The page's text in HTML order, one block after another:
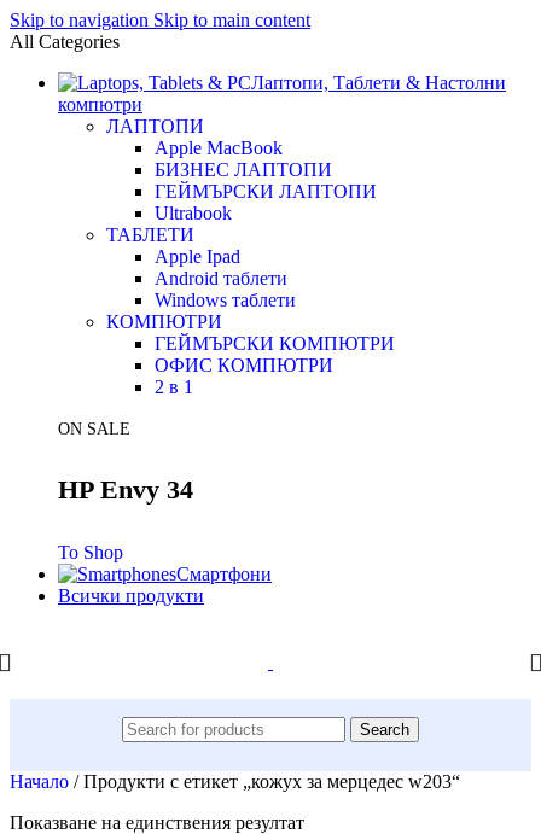
Skip to navigation Skip to main content
All Categories
Лаптопи, Таблети & Настолни
компютри
ЛАПТОПИ
Apple MacBook
БИЗНЕС ЛАПТОПИ
ГЕЙМЪРСКИ ЛАПТОПИ
Ultrabook
ТАБЛЕТИ
Apple Ipad
Android таблети
Windows таблети
КОМПЮТРИ
ГЕЙМЪРСКИ КОМПЮТРИ
ОФИС КОМПЮТРИ
2 в 1
ON SALE
HP Envy 34
To Shop
Смартфони
Всички продукти
Search
Начало / Продукти с етикет „кожух за мерцедес w203“
Показване на единствения резултат